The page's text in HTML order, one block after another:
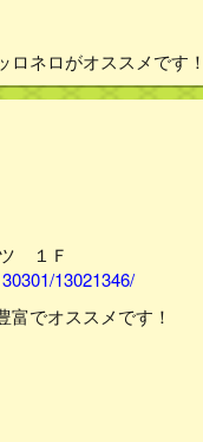
ネロがオススメです！
１Ｆ
13021346/
富でオススメです！